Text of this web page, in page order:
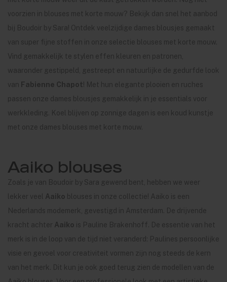
voorzien in blouses met korte mouw? Bekijk dan snel het aanbod
bij Boudoir by Sara! Ontdek veelzijdige dames blousjes gemaakt
van super fijne stoffen in onze selectie blouses met korte mouw.
Vind gemakkelijk te stylen effen kleuren en patronen,
waaronder gestippeld, gestreept en natuurlijke de gedurfde look
van Fabienne Chapot! Met hun elegante plooien en ruches
passen onze dames blousjes gemakkelijk in je essentials voor
werkkleding. Koel blijven op zonnige dagen is een koud kunstje
met onze dames blouses met korte mouw.
Aaiko blouses
Zoals je van Boudoir by Sara gewend bent, hebben we weer
lekker veel Aaiko
blouses in onze collectie! Aaiko is een
Nederlands modemerk, gevestigd in Amsterdam. De drijvende
kracht achter Aaiko is Pauline Brakenhoff. De essentie van het
merk is in de loop van de tijd niet veranderd: Paulines persoonlijke
visie en gevoel voor creativiteit vormen zijn nog steeds de kern
van het merk. Dit kun je ook goed terug zien de modellen van de